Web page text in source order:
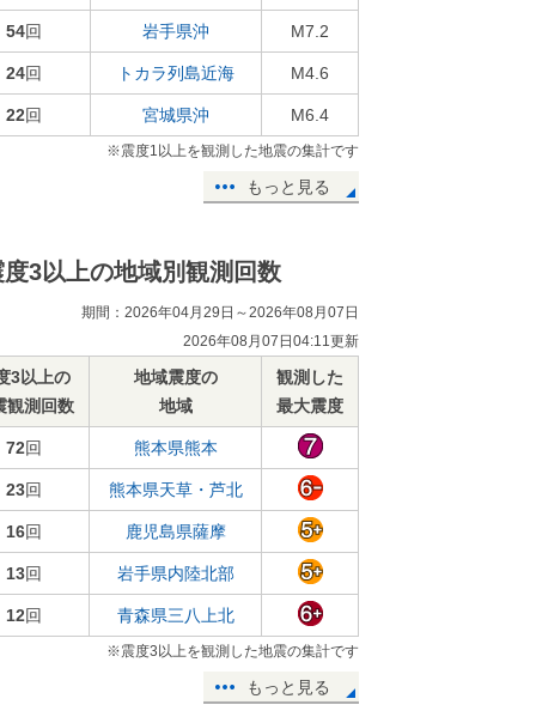
54回 岩手県沖 M7.2
24回 トカラ列島近海 M4.6
22回 宮城県沖 M6.4
※震度1以上を観測した地震の集計です
もっと見る
度3以上の地域別観測回数
期間：2026年04月29日～2026年08月07日
2026年08月07日04:11更新
3以上の
観測回数
地域震度の
地域
観測した
最大震度
72回 熊本県熊本
23回 熊本県天草・芦北
16回 鹿児島県薩摩
13回 岩手県内陸北部
12回 青森県三八上北
※震度3以上を観測した地震の集計です
もっと見る